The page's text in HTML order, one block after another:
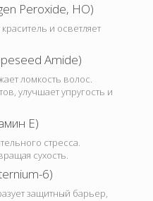
Peroxide, HO)
и осветляет
Amide)
ломкость волос.
улучшает упругость и
E)
стресса.
сухость.
6)
защитный барьер,